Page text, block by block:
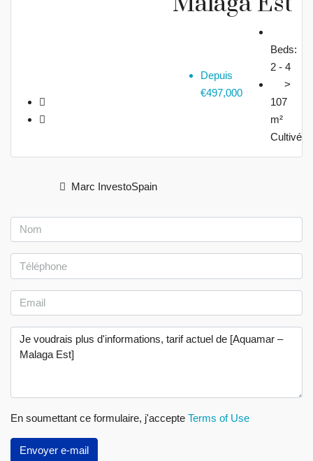
Depuis
€497,000
Beds:
2 - 4
>
107
m²
Cultivé
Marc InvestoSpain
En soumettant ce formulaire, j'accepte Terms of Use
Envoyer e-mail